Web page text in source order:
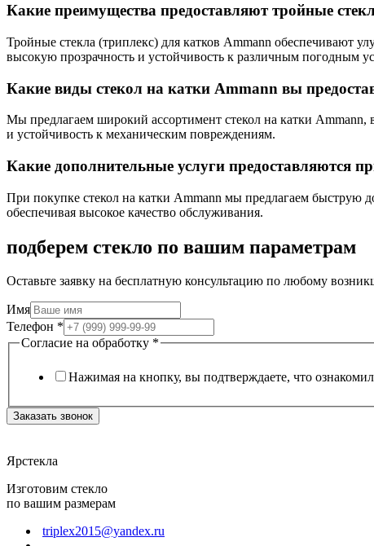
Какие преимущества предоставляют тройные
Тройные стекла (триплекс) для катков Ammann обеспечивают
высокую прозрачность и устойчивость к различным погодным
Какие виды стекол на катки Ammann вы
Мы предлагаем широкий ассортимент стекол на катки Ammann,
и устойчивость к механическим повреждениям.
Какие дополнительные услуги предоставляются
При покупке стекол на катки Ammann мы предлагаем быструю
обеспечивая высокое качество обслуживания.
подберем стекло по вашим параметрам
Оставьте заявку на бесплатную консультацию по любому
Имя
Телефон *
Согласие на обработку *
Нажимая на кнопку, вы подтверждаете, что
Заказать звонок
Ярстекла
Изготовим стекло
по вашим размерам
triplex2015@yandex.ru